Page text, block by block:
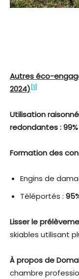
Autres éco-
2024) [1]
Utilisation
redondantes : 99%
Formation des
Engins de
Téléportés :
Lisser le
skiables utilisant
À propos de
chambre